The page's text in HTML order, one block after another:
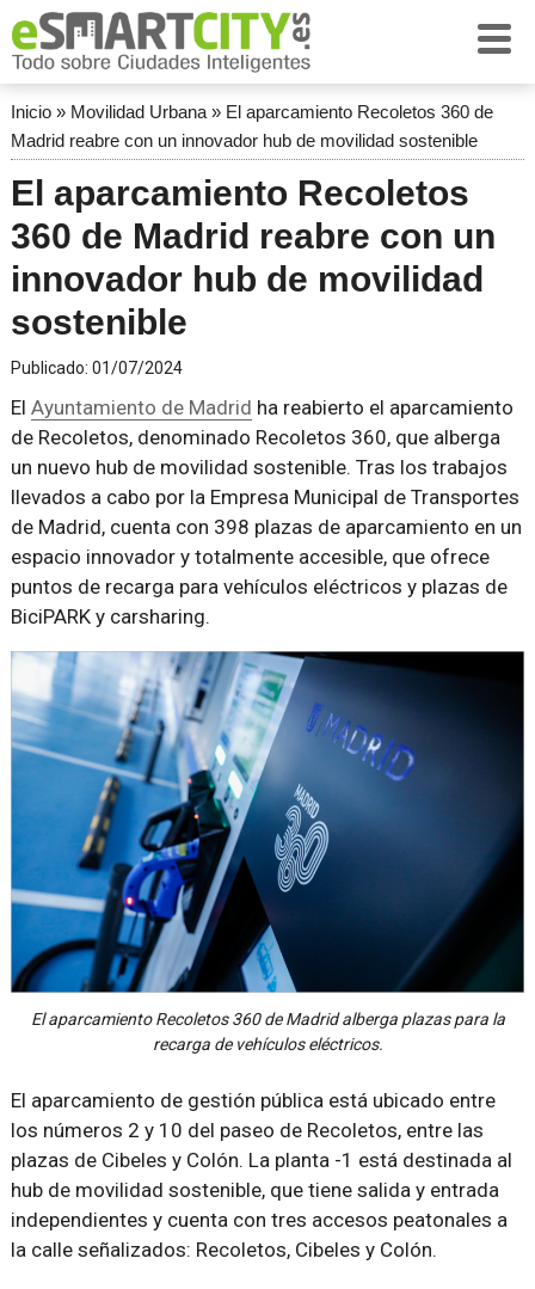
Inicio» Movilidad Urbana» El aparcamiento Recoletos 360 de
Madrid reabre con un innovador hub de movilidad sostenible
El aparcamiento Recoletos
360 de Madrid reabre con un
innovador hub de movilidad
sostenible
Publicado: 01/07/2024
El Ayuntamiento de Madrid ha reabierto el aparcamiento
de Recoletos, denominado Recoletos 360, que alberga
un nuevo hub de movilidad sostenible. Tras los trabajos
llevados a cabo por la Empresa Municipal de Transportes
de Madrid, cuenta con 398 plazas de aparcamiento en un
espacio innovador y totalmente accesible, que ofrece
puntos de recarga para vehículos eléctricos y plazas de
BiciPARK y carsharing.
El aparcamiento Recoletos 360 de Madrid alberga plazas para la
recarga de vehículos eléctricos.
El aparcamiento de gestión pública está ubicado entre
los números 2 y 10 del paseo de Recoletos, entre las
plazas de Cibeles y Colón. La planta -1 está destinada al
hub de movilidad sostenible, que tiene salida y entrada
independientes y cuenta con tres accesos peatonales a
la calle señalizados: Recoletos, Cibeles y Colón.